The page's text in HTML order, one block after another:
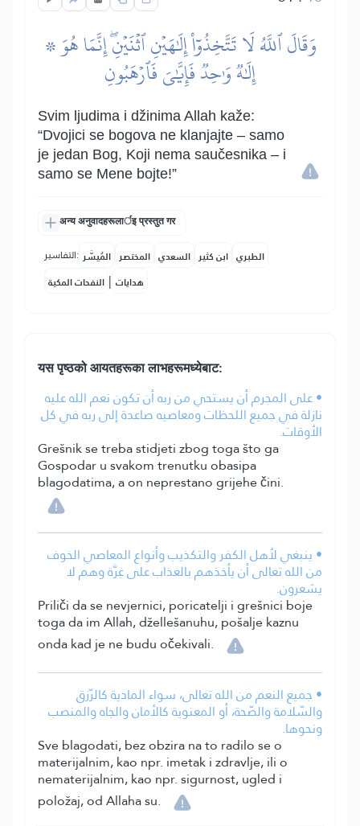
۞ وَقَالَ ٱللَّهُ لَا تَتَّخِذُوٓاْ إِلَٰهَيۡنِ ٱثۡنَيۡنِۖ إِنَّمَا هُوَ
إِلَٰهٞ وَٰحِدٞ فَإِيَّٰيَ فَٱرۡهَبُونِ
Svim ljudima i džinima Allah kaže:
“Dvojici se bogova ne klanjajte – samo
je jedan Bog, Koji nema saučesnika – i
samo se Mene bojte!”
अन्य अनुवादहरूलार्इ प्रस्तुत गर
التفاسير: المُيسَّر المختصر السعدي ابن كثير الطبري
النفحات المكية | هدايات
यस पृष्ठको आयतहरूका लाभहरूमध्येबाट:
• على المجرم أن يستحي من ربه أن تكون نعم الله عليه
نازلة في جميع اللحظات ومعاصيه صاعدة إلى ربه في كل
الأوقات.
Grešnik se treba stidjeti zbog toga što ga
Gospodar u svakom trenutku obasipa
blagodatima, a on neprestano grijehe čini.
• ينبغي لأهل الكفر والتكذيب وأنواع المعاصي الخوف
من الله تعالى أن يأخذهم بالعذاب على غِرَّة وهم لا
يشعرون.
Priliči da se nevjernici, poricatelji i grešnici boje
toga da im Allah, džellešanuhu, pošalje kaznu
onda kad je ne budu očekivali.
• جميع النعم من الله تعالى، سواء المادية كالرّزق
والسّلامة والصّحة، أو المعنوية كالأمان والجاه والمنصب
ونحوها.
Sve blagodati, bez obzira na to radilo se o
materijalnim, kao npr. imetak i zdravlje, ili o
nematerijalnim, kao npr. sigurnost, ugled i
položaj, od Allaha su.